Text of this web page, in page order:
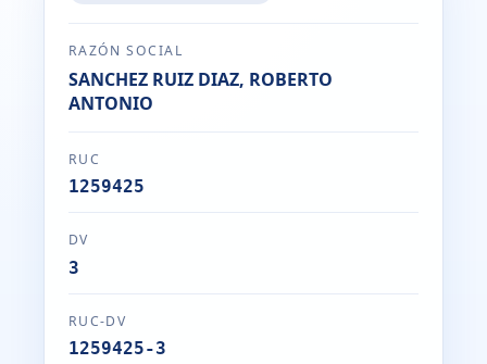
RAZÓN SOCIAL
SANCHEZ RUIZ DIAZ, ROBERTO
ANTONIO
RUC
1259425
DV
3
RUC-DV
1259425-3